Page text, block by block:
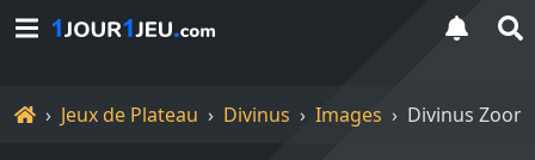
Accueil
Jeux de Plateau Divinus Images Divinus Zoom